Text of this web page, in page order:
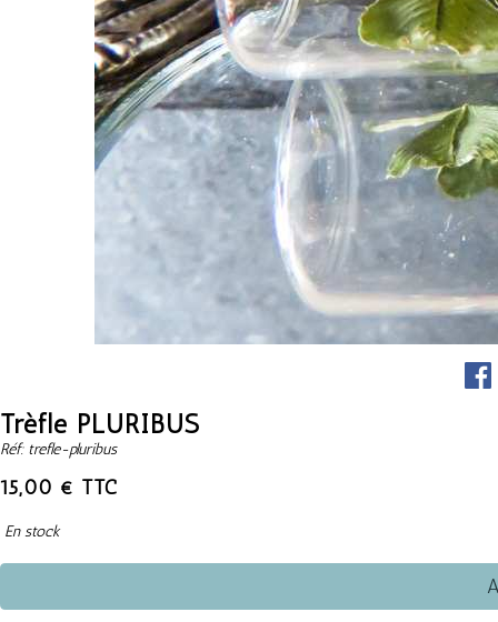
Trèfle PLURIBUS
Réf: trefle-pluribus
15,00 € TTC
En stock